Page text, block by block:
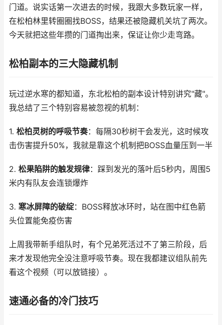
门道。说实话第一次进去的时候，我跟大多数玩家一样，
在松柏林里转圈圈找BOSS，结果还被隐藏机关坑了两次。
今天就把这些年攒的门道掏出来，保证让你少走弯路。
松柏副本的三大隐藏机制
玩过逆水寒的都知道，东北松柏的副本设计特别讲究"藏"。
我总结了三个特别容易被忽视的机制：
1. 松柏灵树的呼吸节奏：每隔30秒树干会发光，这时候攻
击伤害提升50%，我就是靠这个机制把BOSS血量压到一半
2. 松果陷阱的触发规律：踩到发光的落叶后5秒内，周围5
米内有队友会连锁爆炸
3. 寒冰屏障的破绽：BOSS释放冰环时，站在图中红色箭
头位置能免疫伤害
上周我带新手组队时，有个兄弟死活过不了第三阶段，后
来才发现他完全没注意呼吸节奏。现在我都建议组队前先
看这个视频（可以放链接）。
速通必备的冷门技巧